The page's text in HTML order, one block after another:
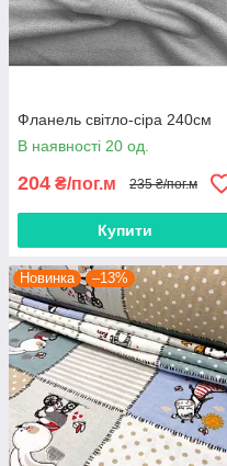
Фланель світло-сіра 240см
В наявності 20 од.
204 ₴/пог.м 235 ₴/пог.м
Купити
Новинка –13%